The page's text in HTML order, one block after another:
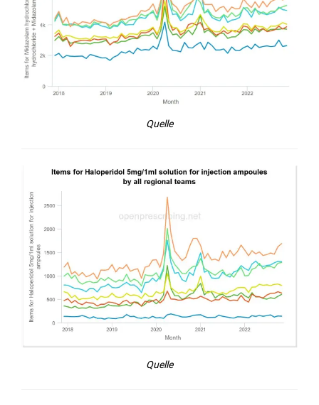
Quelle
Quelle